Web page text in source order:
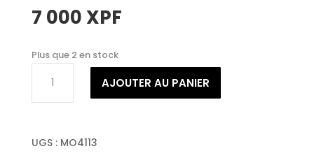
7 000 XPF
Plus que 2 en stock
REISENTHEL
Pocket
AJOUTER AU PANIER
UGS : MO4113